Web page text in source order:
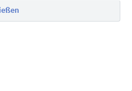
Schlüter
die